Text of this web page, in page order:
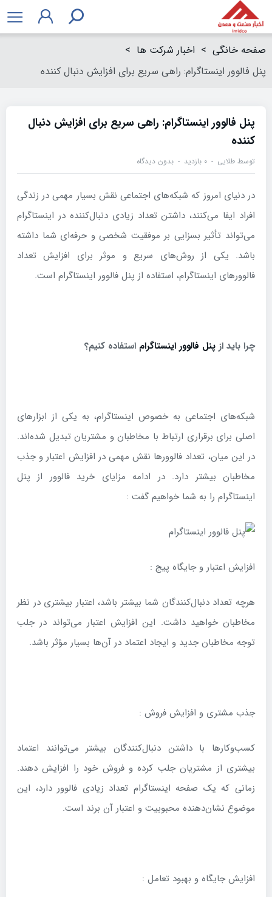
صفحه خانگی > اخبار شرکت ها >
پنل فالوور اینستاگرام: راهی سریع برای افزایش دنبال کننده
پنل فالوور اینستاگرام: راهی سریع برای افزایش دنبال
کننده
توسط طلایی ۰ بازدید بدون دیدگاه
در دنیای امروز که شبکه‌های اجتماعی نقش بسیار مهمی در زندگی
افراد ایفا می‌کنند، داشتن تعداد زیادی دنبال‌کننده در اینستاگرام
می‌تواند تأثیر بسزایی بر موفقیت شخصی و حرفه‌ای شما داشته
باشد. یکی از روش‌های سریع و موثر برای افزایش تعداد
فالوورهای اینستاگرام، استفاده از پنل فالوور اینستاگرام است.
چرا باید از پنل فالوور اینستاگرام استفاده کنیم؟
شبکه‌های اجتماعی به خصوص اینستاگرام، به یکی از ابزارهای
اصلی برای برقراری ارتباط با مخاطبان و مشتریان تبدیل شده‌اند.
در این میان، تعداد فالوورها نقش مهمی در افزایش اعتبار و جذب
مخاطبان بیشتر دارد. در ادامه مزایای خرید فالوور از پنل
اینستاگرام را به شما خواهیم گفت :
افزایش اعتبار و جایگاه پیج :
هرچه تعداد دنبال‌کنندگان شما بیشتر باشد، اعتبار بیشتری در نظر
مخاطبان خواهید داشت. این افزایش اعتبار می‌تواند در جلب
توجه مخاطبان جدید و ایجاد اعتماد در آن‌ها بسیار مؤثر باشد.
جذب مشتری و افزایش فروش :
کسب‌وکارها با داشتن دنبال‌کنندگان بیشتر می‌توانند اعتماد
بیشتری از مشتریان جلب کرده و فروش خود را افزایش دهند.
زمانی که یک صفحه اینستاگرام تعداد زیادی فالوور دارد، این
موضوع نشان‌دهنده محبوبیت و اعتبار آن برند است.
افزایش جایگاه و بهبود تعامل :